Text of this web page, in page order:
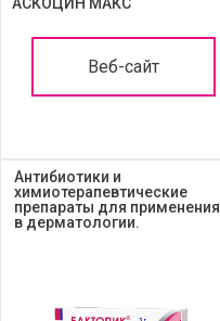
Веб-сайт
Антибиотики и
химиотерапевтические
препараты для применения
в дерматологии.